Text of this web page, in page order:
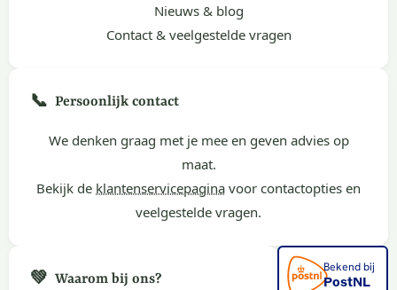
Nieuws & blog
Contact & veelgestelde vragen
📞 Persoonlijk contact
We denken graag met je mee en geven advies op
maat.
Bekijk de klantenservicepagina voor contactopties en
veelgestelde vragen.
💚 Waarom bij ons?